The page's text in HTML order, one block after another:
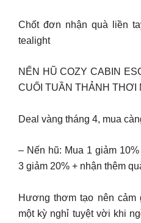
Chốt đơn nhận quà liền
tealight
NẾN HŨ COZY CABIN
CUỐI TUẦN THẢNH THƠI
Deal vàng tháng 4, mua
– Nến hũ: Mua 1 giảm
3 giảm 20% + nhận thêm
Hương thơm tạo nên
một kỳ nghỉ tuyệt vời khi